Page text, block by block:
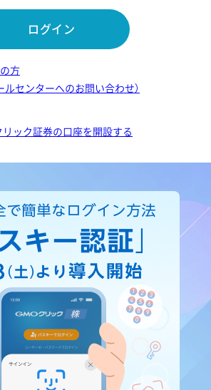
ログイン
方
ルセンターへのお問い合わせ）
リック証券の口座を開設する